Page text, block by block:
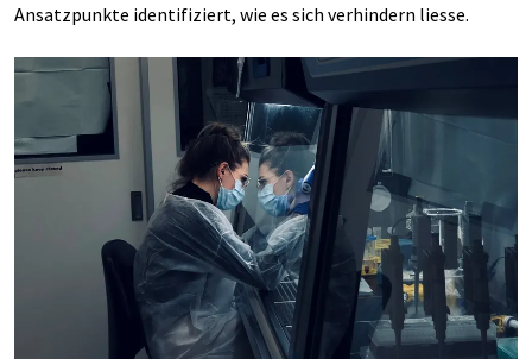
Ansatzpunkte identifiziert, wie es sich verhindern liesse.